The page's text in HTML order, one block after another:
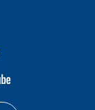
youtube-